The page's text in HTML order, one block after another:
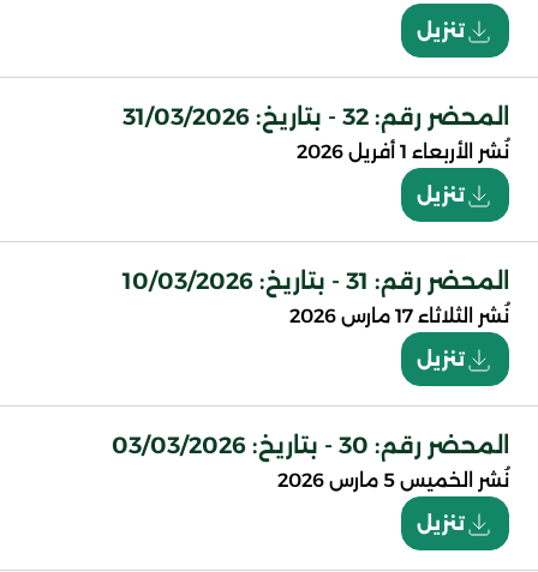
تنزيل
المحضر رقم: 32 - بتاريخ: 31/03/2026
نُشر الأربعاء 1 أفريل 2026
تنزيل
المحضر رقم: 31 - بتاريخ: 10/03/2026
نُشر
الثلاثاء 17 مارس 2026
تنزيل
المحضر رقم: 30 - بتاريخ: 03/03/2026
نُشر
الخميس 5 مارس 2026
تنزيل